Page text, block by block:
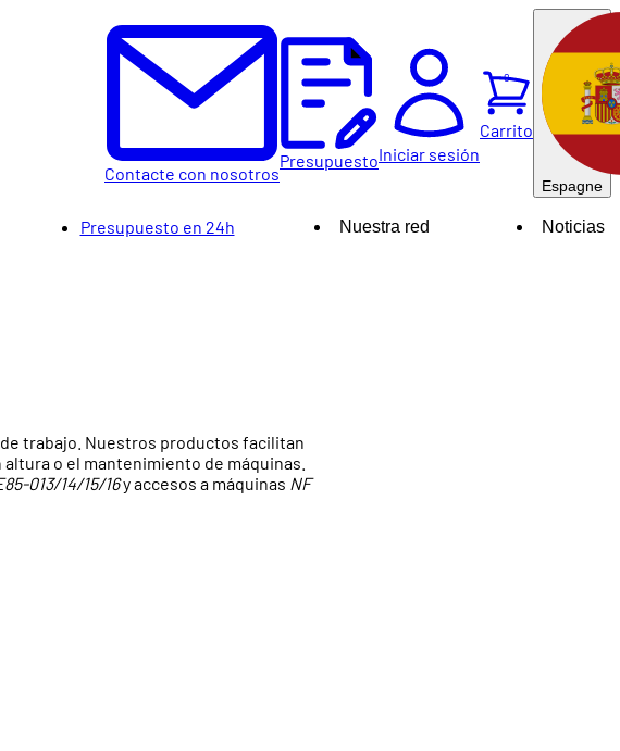
Contacte con nosotros
PresupuestoIniciar sesión
Carrito
0
Espagne
Presupuesto en 24h Nuestra red Noticias
trabajo. Nuestros productos facilitan
o el mantenimiento de máquinas.
013/14/15/16y accesos a máquinas NF